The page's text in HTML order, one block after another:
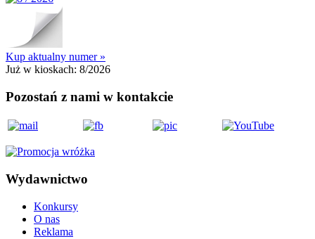
Kup aktualny numer »
Już w kioskach: 8/2026
Pozostań z nami w kontakcie
Wydawnictwo
Konkursy
O nas
Reklama